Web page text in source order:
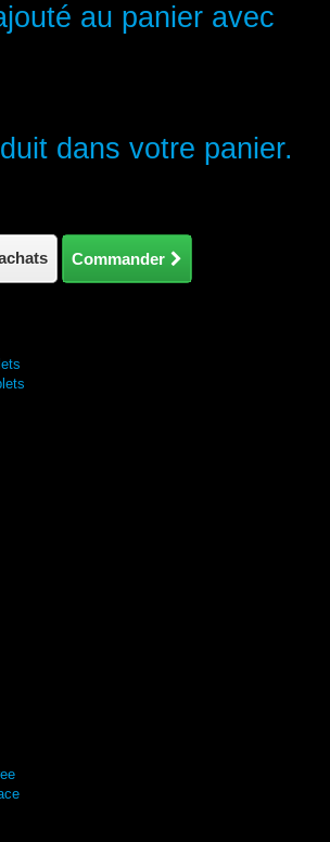
au panier avec
dans votre panier.
Commander